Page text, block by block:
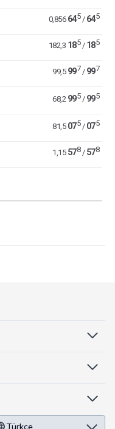
0,856 645/ 645
182,3 185/ 185
99,5 997 / 997
68,2 995/ 995
81,5 075/ 075
1,15 578/ 578
Türkçe